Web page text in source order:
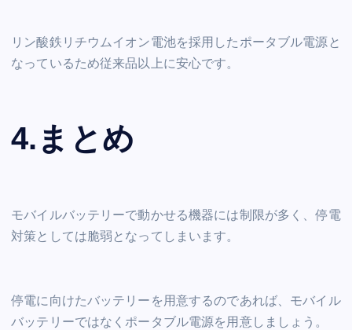
リン酸鉄リチウムイオン電池を採用したポータブル電源と
なっているため従来品以上に安心です。
4.まとめ
モバイルバッテリーで動かせる機器には制限が多く、停電
対策としては脆弱となってしまいます。
停電に向けたバッテリーを用意するのであれば、モバイル
バッテリーではなくポータブル電源を用意しましょう。